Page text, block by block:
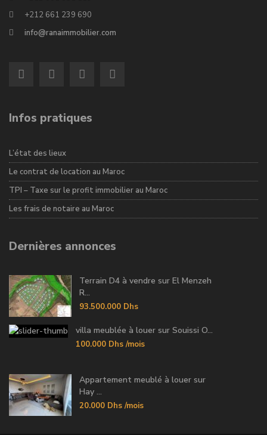
+212 661 239 690
info@ranaimmobilier.com
Infos pratiques
L’état des lieux
Le contrat de location au Maroc
TPI – Taxe sur le profit immobilier au Maroc
Les frais de notaire au Maroc
Dernières annonces
Terrain D4 à vendre sur El Menzeh
R...
93.500.000 Dhs
villa meublée à louer sur Souissi O...
100.000 Dhs /mois
Appartement meublé à louer sur
Hay ...
20.000 Dhs /mois